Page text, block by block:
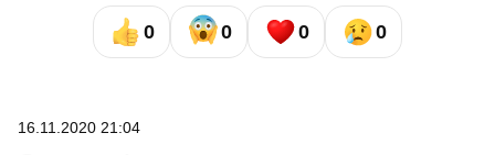
0 0 0 0
16.11.2020 21:04